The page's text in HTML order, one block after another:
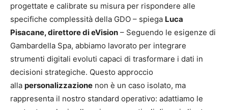
progettate e calibrate su misura per rispondere alle
specifiche complessità della GDO – spiega Luca
Pisacane, direttore di eVision – Seguendo le esigenze di
Gambardella Spa, abbiamo lavorato per integrare
strumenti digitali evoluti capaci di trasformare i dati in
decisioni strategiche. Questo approccio
alla personalizzazione non è un caso isolato, ma
rappresenta il nostro standard operativo: adattiamo le